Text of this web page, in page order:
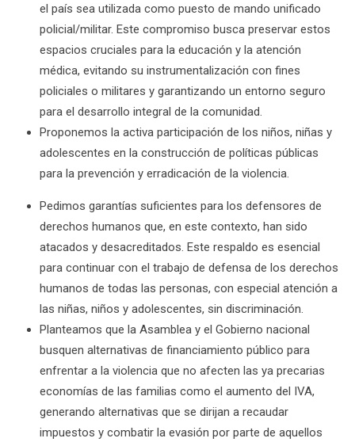
el país sea utilizada como puesto de mando unificado
policial/militar. Este compromiso busca preservar estos
espacios cruciales para la educación y la atención
médica, evitando su instrumentalización con fines
policiales o militares y garantizando un entorno seguro
para el desarrollo integral de la comunidad.
Proponemos la activa participación de los niños, niñas y
adolescentes en la construcción de políticas públicas
para la prevención y erradicación de la violencia.
Pedimos garantías suficientes para los defensores de
derechos humanos que, en este contexto, han sido
atacados y desacreditados. Este respaldo es esencial
para continuar con el trabajo de defensa de los derechos
humanos de todas las personas, con especial atención a
las niñas, niños y adolescentes, sin discriminación.
Planteamos que la Asamblea y el Gobierno nacional
busquen alternativas de financiamiento público para
enfrentar a la violencia que no afecten las ya precarias
economías de las familias como el aumento del IVA,
generando alternativas que se dirijan a recaudar
impuestos y combatir la evasión por parte de aquellos